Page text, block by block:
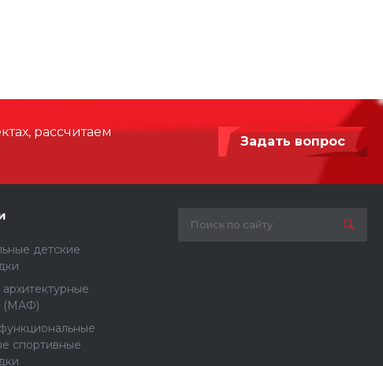
рассчитаем
Задать вопрос
детские
(МАФ)
спортивные